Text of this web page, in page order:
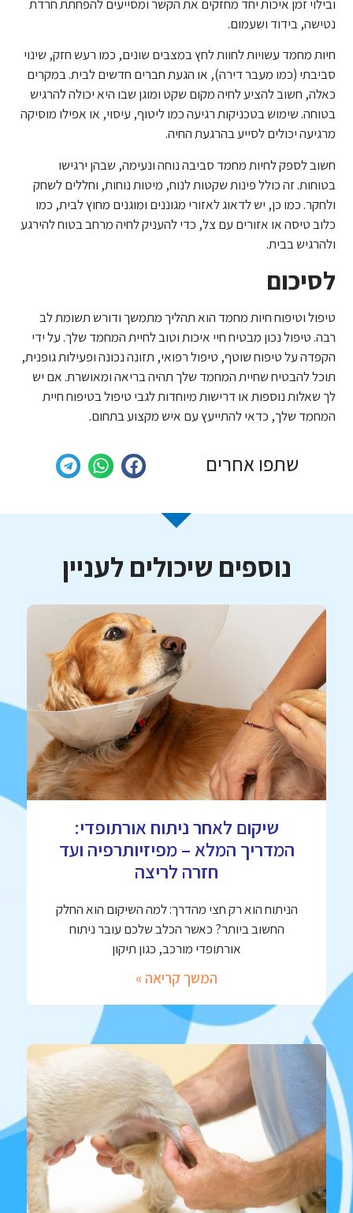
ובילוי זמן איכות יחד מחזקים את הקשר ומסייעים להפחתת חרדת
נטישה, בידוד ושעמום.
חיות מחמד עשויות לחוות לחץ במצבים שונים, כמו רעש חזק, שינוי
סביבתי (כמו מעבר דירה), או הגעת חברים חדשים לבית. במקרים
כאלה, חשוב להציע לחיה מקום שקט ומוגן שבו היא יכולה להרגיש
בטוחה. שימוש בטכניקות רגיעה כמו ליטוף, עיסוי, או אפילו מוסיקה
מרגיעה יכולים לסייע בהרגעת החיה.
חשוב לספק לחיות מחמד סביבה נוחה ונעימה, שבהן ירגישו
בטוחות. זה כולל פינות שקטות לנוח, מיטות נוחות, וחללים לשחק
ולחקר. כמו כן, יש לדאוג לאזורי מגוננים ומוגנים מחוץ לבית, כמו
כלוב טיסה או אזורים עם צל, כדי להעניק לחיה מרחב בטוח להירגע
ולהרגיש בבית.
לסיכום
טיפול וטיפוח חיות מחמד הוא תהליך מתמשך ודורש תשומת לב
רבה. טיפול נכון מבטיח חיי איכות וטוב לחיית המחמד שלך. על ידי
הקפדה על טיפוח שוטף, טיפול רפואי, תזונה נכונה ופעילות גופנית,
תוכל להבטיח שחיית המחמד שלך תהיה בריאה ומאושרת. אם יש
לך שאלות נוספות או דרישות מיוחדות לגבי טיפול בטיפוח חיית
המחמד שלך, כדאי להתייעץ עם איש מקצוע בתחום.
שתפו אחרים
נוספים שיכולים לעניין
שיקום לאחר ניתוח אורתופדי:
המדריך המלא – מפיזיותרפיה ועד
חזרה לריצה
הניתוח הוא רק חצי מהדרך: למה השיקום הוא החלק
החשוב ביותר? כאשר הכלב שלכם עובר ניתוח
אורתופדי מורכב, כגון תיקון
המשך קריאה »